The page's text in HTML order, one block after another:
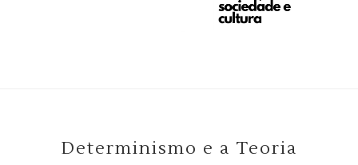
Determinismo e a Teoria